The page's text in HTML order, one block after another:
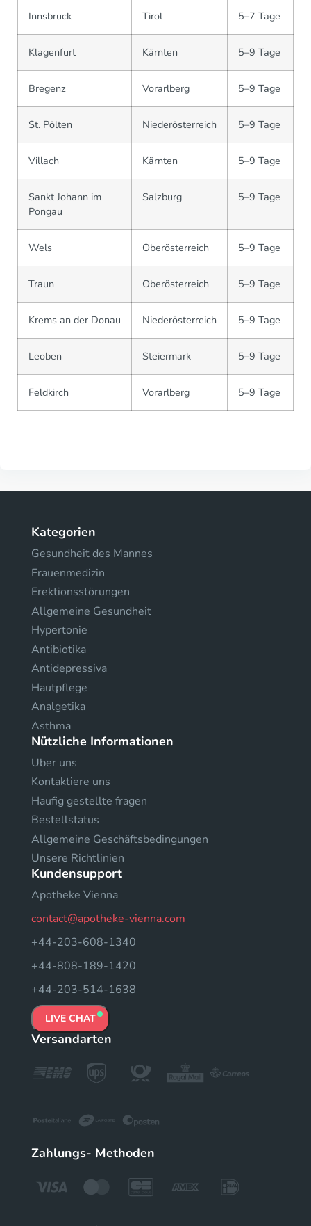
Innsbruck Tirol 5–7 Tage
Klagenfurt Kärnten 5–9 Tage
Bregenz Vorarlberg 5–9 Tage
St. Pölten Niederösterreich 5–9 Tage
Villach Kärnten 5–9 Tage
Sankt Johann im
Pongau
Salzburg 5–9 Tage
Wels Oberösterreich 5–9 Tage
Traun Oberösterreich 5–9 Tage
Krems an der Donau Niederösterreich 5–9 Tage
Leoben Steiermark 5–9 Tage
Feldkirch Vorarlberg 5–9 Tage
Kategorien
Gesundheit des Mannes
Frauenmedizin
Erektionsstörungen
Allgemeine Gesundheit
Hypertonie
Antibiotika
Antidepressiva
Hautpflege
Analgetika
Asthma
Nützliche Informationen
Uber uns
Kontaktiere uns
Haufig gestellte fragen
Bestellstatus
Allgemeine Geschäftsbedingungen
Unsere Richtlinien
Kundensupport
Apotheke Vienna
contact@apotheke-vienna.com
+44-203-608-1340
+44-808-189-1420
+44-203-514-1638
LIVE CHAT
Versandarten
Zahlungs- Methoden